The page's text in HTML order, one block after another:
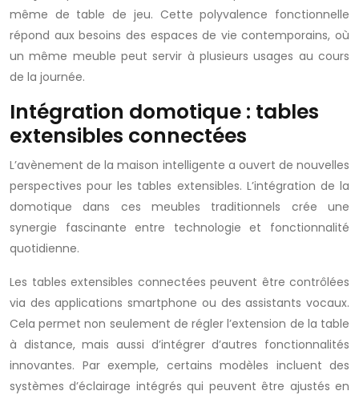
même de table de jeu. Cette polyvalence fonctionnelle
répond aux besoins des espaces de vie contemporains, où
un même meuble peut servir à plusieurs usages au cours
de la journée.
Intégration domotique : tables
extensibles connectées
L’avènement de la maison intelligente a ouvert de nouvelles
perspectives pour les tables extensibles. L’intégration de la
domotique dans ces meubles traditionnels crée une
synergie fascinante entre technologie et fonctionnalité
quotidienne.
Les tables extensibles connectées peuvent être contrôlées
via des applications smartphone ou des assistants vocaux.
Cela permet non seulement de régler l’extension de la table
à distance, mais aussi d’intégrer d’autres fonctionnalités
innovantes. Par exemple, certains modèles incluent des
systèmes d’éclairage intégrés qui peuvent être ajustés en